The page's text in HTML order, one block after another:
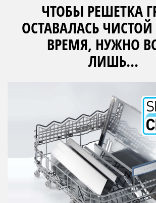
ЧТОБЫ РЕШЕТКА
ОСТАВАЛАСЬ
ВРЕМЯ, НУЖНО
ЛИШЬ...